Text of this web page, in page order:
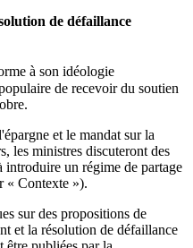
de défaillance
à son idéologie
de recevoir du soutien
et le mandat sur la
les ministres discuteront des
un régime de partage
« Contexte »).
sur des propositions de
et la résolution de défaillance